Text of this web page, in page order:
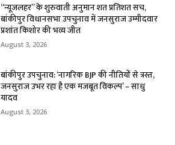
“न्यूजलहर” के शुरुवाती अनुमान शत प्रतिशत सच,
बांकीपुर विधानसभा उपचुनाव में जनसुराज उम्मीदवार
प्रशांत किशोर की भव्य जीत
August 3, 2026
बांकीपुर उपचुनाव: ‘नागरिक BJP की नीतियों से त्रस्त,
जनसुराज उभर रहा है एक मजबूत विकल्प’ – साधु
यादव
August 3, 2026